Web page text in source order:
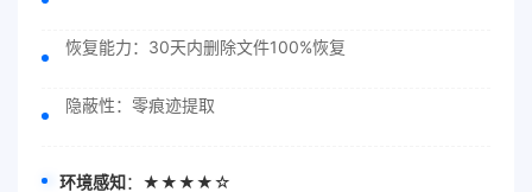
恢复能力：30天内删除文件100%恢复
隐蔽性：零痕迹提取
环境感知：★★★★☆